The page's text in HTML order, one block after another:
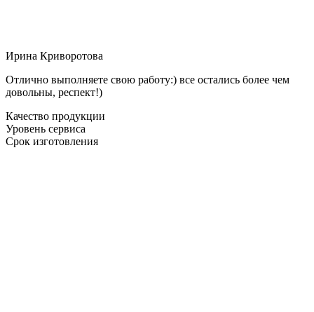
Ирина Криворотова
Отлично выполняете свою работу:) все остались более чем
довольны, респект!)
Качество продукции
Уровень сервиса
Срок изготовления